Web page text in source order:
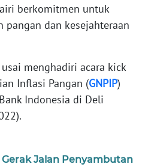
berkomitmen untuk
pangan dan kesejahteraan
menghadiri acara kick
Inflasi Pangan (GNPIP)
Indonesia di Deli
Jalan Penyambutan